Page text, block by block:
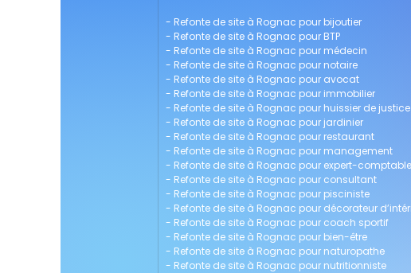
- Refonte de site à Rognac pour bijoutier
- Refonte de site à Rognac pour BTP
- Refonte de site à Rognac pour médecin
- Refonte de site à Rognac pour notaire
- Refonte de site à Rognac pour avocat
- Refonte de site à Rognac pour immobilier
- Refonte de site à Rognac pour huissier de justice
- Refonte de site à Rognac pour jardinier
- Refonte de site à Rognac pour restaurant
- Refonte de site à Rognac pour management
- Refonte de site à Rognac pour expert-comptable
- Refonte de site à Rognac pour consultant
- Refonte de site à Rognac pour pisciniste
- Refonte de site à Rognac pour décorateur
- Refonte de site à Rognac pour coach sportif
- Refonte de site à Rognac pour bien-être
- Refonte de site à Rognac pour naturopathe
- Refonte de site à Rognac pour nutritionniste